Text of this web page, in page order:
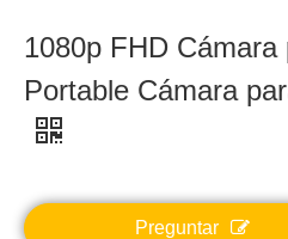
1080p FHD Cámara
Portable Cámara
Preguntar